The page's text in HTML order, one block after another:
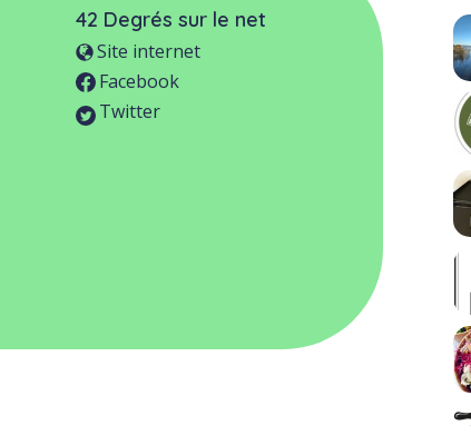
42 Degrés sur le net
Site internet
Facebook
Twitter